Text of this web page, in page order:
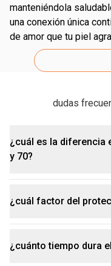
manteniéndola
una conexión única
de amor que tu piel
dudas
¿cuál es la diferencia
y 70?
el factor de protección solar, o FPS, indica cuánto
la piel queda
esos rayos,
¿cuál factor del
el factor de protección solar indica el nivel de
¿cuánto tiempo dura